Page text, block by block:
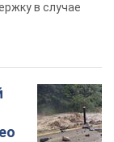
в случае